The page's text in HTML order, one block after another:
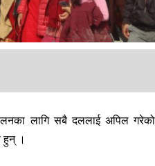
लागि सबै दललाई अपिल
हुन् ।